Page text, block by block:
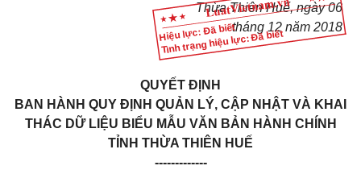
Hiệu lực: Đã biết
Tình trạng hiệu lực: Đã biết
Thừa Thiên Huế, ngày 06
tháng 12 năm 2018
QUYẾT ĐỊNH
BAN HÀNH QUY ĐỊNH QUẢN LÝ, CẬP NHẬT VÀ KHAI
THÁC DỮ LIỆU BIỂU MẪU VĂN BẢN HÀNH CHÍNH
TỈNH THỪA THIÊN HUẾ
-------------